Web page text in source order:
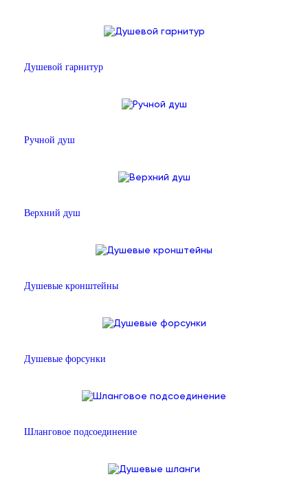
Душевой гарнитур
Ручной душ
Верхний душ
Душевые кронштейны
Душевые форсунки
Шланговое подсоединение